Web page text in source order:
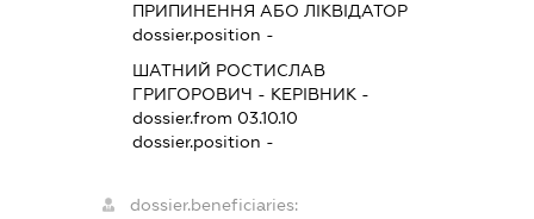
ПРИПИНЕННЯ АБО ЛІКВІДАТОР
dossier.position -
ШАТНИЙ РОСТИСЛАВ
ГРИГОРОВИЧ - КЕРІВНИК -
dossier.from 03.10.10
dossier.position -
dossier.beneficiaries: